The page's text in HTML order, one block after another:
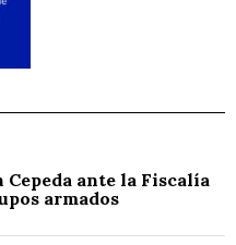
ante la Fiscalía
armados